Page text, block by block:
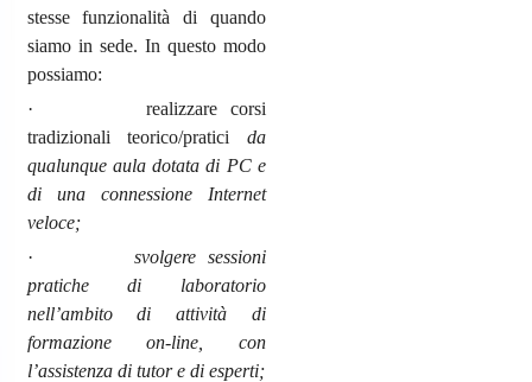
stesse funzionalità di quando
siamo in sede. In questo modo
possiamo:
· realizzare corsi
tradizionali teorico/pratici da
qualunque aula dotata di PC e
di una connessione Internet
veloce;
·svolgere sessioni
pratiche di laboratorio
nell’ambito di attività di
formazione on-line, con
l’assistenza di tutor e di esperti;